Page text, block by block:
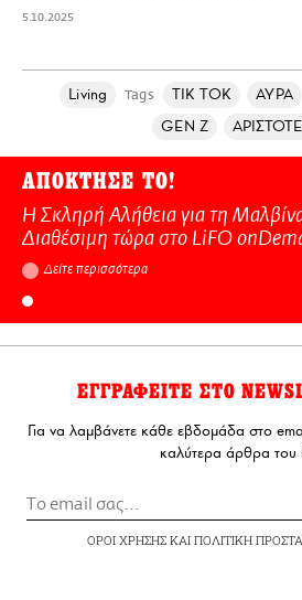
5.10.2025
Living Tags TIK TOK ΑΥΡΑ
GEN Z
ΑΠΟΚΤΗΣΕ ΤΟ!
Η Σκληρή Αλήθεια για τη
Διαθέσιμη τώρα στo LiFO
Δείτε περισσότερα
ΕΓΓΡΑΦΕΙΤΕ ΣΤΟ
Για να λαμβάνετε κάθε εβδομάδα στο
καλύτερα άρθρα του
ΟΡΟΙ ΧΡΗΣΗΣΚΑΙ ΠΟΛΙΤΙΚΗ